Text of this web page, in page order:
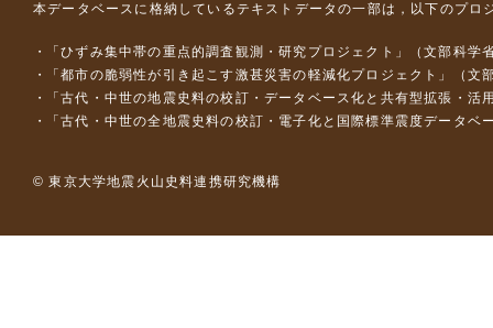
本データベースに格納しているテキストデータの一部は，以下のプロ
「ひずみ集中帯の重点的調査観測・研究プロジェクト」（文部科
「都市の脆弱性が引き起こす激甚災害の軽減化プロジェクト」（
「古代・中世の地震史料の校訂・データベース化と共有型拡張・
「古代・中世の全地震史料の校訂・電子化と国際標準震度データ
© 東京大学地震火山史料連携研究機構